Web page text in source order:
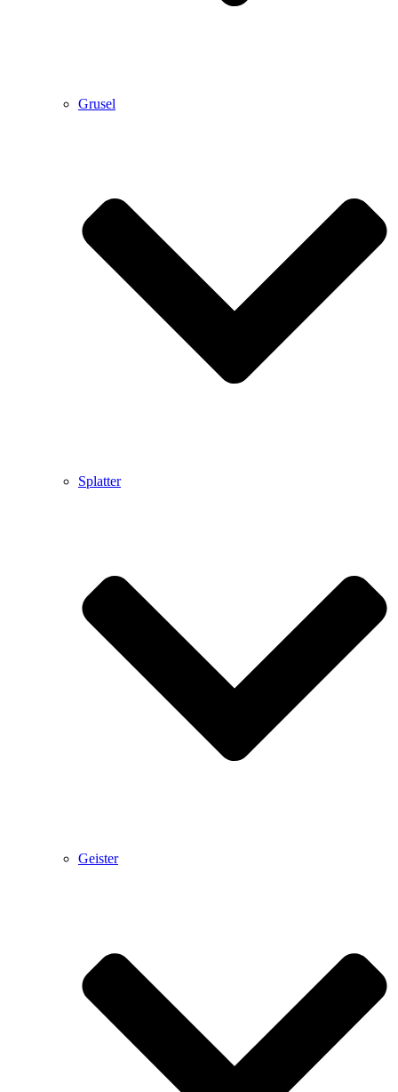
Grusel
Splatter
Geister